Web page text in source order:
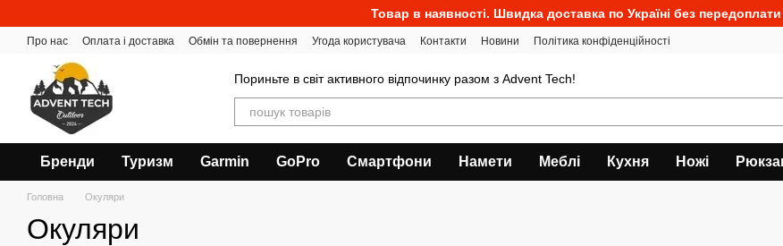
Товар в наявності. Швидка доставка по Україні без передоплати
Про нас Оплата і доставка Обмін та повернення Угода користувача Контакти Новини Політика конфіденційності
Пориньте в світ активного відпочинку разом з Advent Tech!
Бренди Туризм Garmin GoPro Смартфони Намети Меблі Кухня Ножі
Головна Окуляри
Окуляри